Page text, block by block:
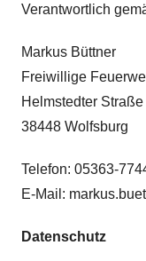
Verantwortlich
Markus Büttner
Freiwillige
Helmstedter Straße
38448 Wolfsburg
Telefon: 05363-
E-Mail:
Datenschutz